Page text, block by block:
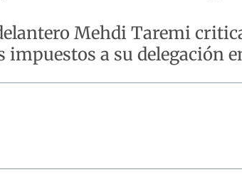
Mehdi Taremi
impuestos a su delegación